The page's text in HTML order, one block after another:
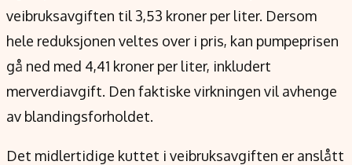
veibruksavgiften til 3,53 kroner per liter. Dersom
hele reduksjonen veltes over i pris, kan pumpeprisen
gå ned med 4,41 kroner per liter, inkludert
merverdiavgift. Den faktiske virkningen vil avhenge
av blandingsforholdet.
Det midlertidige kuttet i veibruksavgiften er anslått